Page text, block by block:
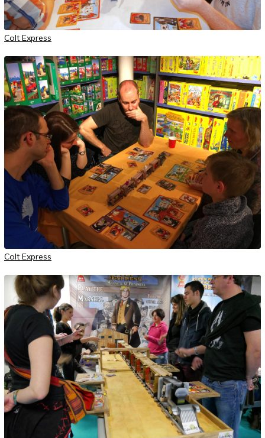
Colt Express
Colt Express